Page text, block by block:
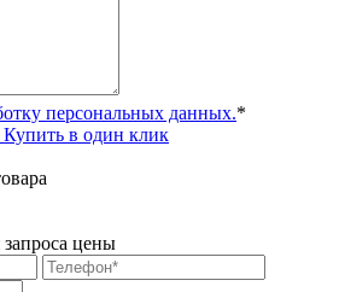
персональных данных.*
Купить в один клик
цены